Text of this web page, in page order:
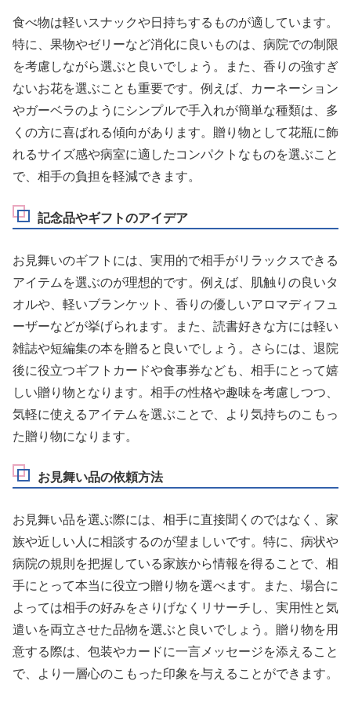
食べ物は軽いスナックや日持ちするものが適しています。
特に、果物やゼリーなど消化に良いものは、病院での制限
を考慮しながら選ぶと良いでしょう。また、香りの強すぎ
ないお花を選ぶことも重要です。例えば、カーネーション
やガーベラのようにシンプルで手入れが簡単な種類は、多
くの方に喜ばれる傾向があります。贈り物として花瓶に飾
れるサイズ感や病室に適したコンパクトなものを選ぶこと
で、相手の負担を軽減できます。
記念品やギフトのアイデア
お見舞いのギフトには、実用的で相手がリラックスできる
アイテムを選ぶのが理想的です。例えば、肌触りの良いタ
オルや、軽いブランケット、香りの優しいアロマディフュ
ーザーなどが挙げられます。また、読書好きな方には軽い
雑誌や短編集の本を贈ると良いでしょう。さらには、退院
後に役立つギフトカードや食事券なども、相手にとって嬉
しい贈り物となります。相手の性格や趣味を考慮しつつ、
気軽に使えるアイテムを選ぶことで、より気持ちのこもっ
た贈り物になります。
お見舞い品の依頼方法
お見舞い品を選ぶ際には、相手に直接聞くのではなく、家
族や近しい人に相談するのが望ましいです。特に、病状や
病院の規則を把握している家族から情報を得ることで、相
手にとって本当に役立つ贈り物を選べます。また、場合に
よっては相手の好みをさりげなくリサーチし、実用性と気
遣いを両立させた品物を選ぶと良いでしょう。贈り物を用
意する際は、包装やカードに一言メッセージを添えること
で、より一層心のこもった印象を与えることができます。